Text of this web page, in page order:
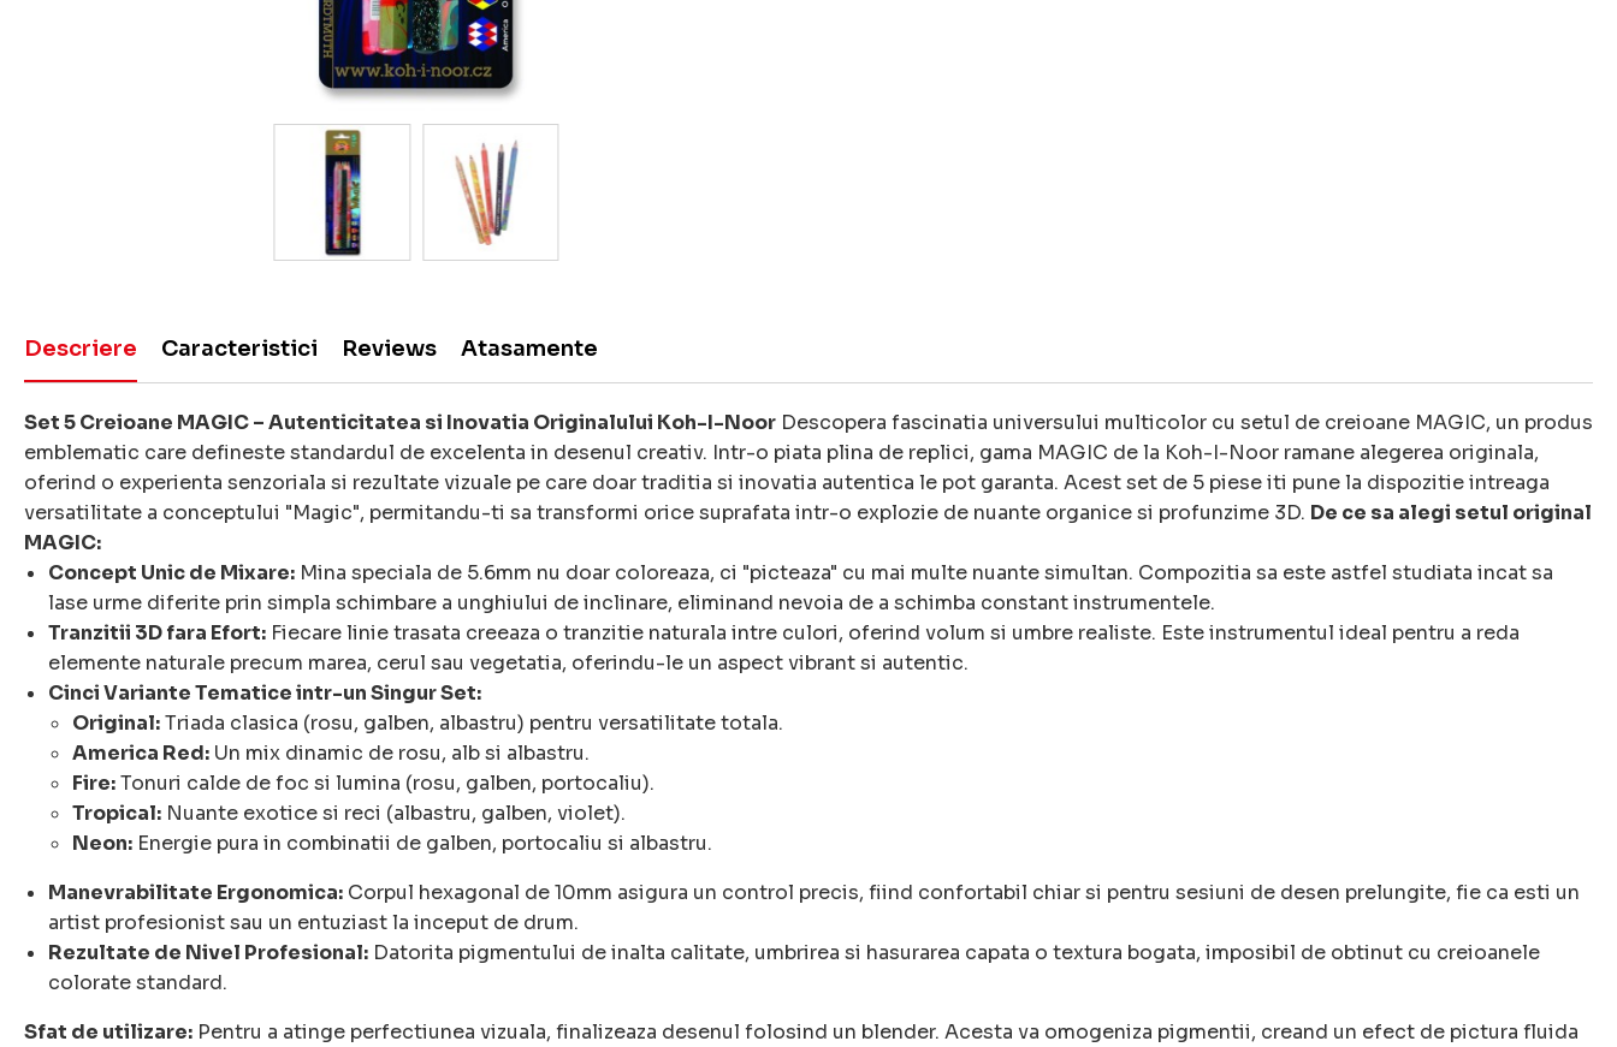
Descriere Caracteristici Reviews Atasamente
Set 5 Creioane MAGIC – Autenticitatea si Inovatia Originalului Koh-I-Noor Descopera fascinatia universului multicolor cu setul de creioane MAGIC, un produs
emblematic care defineste standardul de excelenta in desenul creativ. Intr-o piata plina de replici, gama MAGIC de la Koh-I-Noor ramane alegerea originala,
oferind o experienta senzoriala si rezultate vizuale pe care doar traditia si inovatia autentica le pot garanta. Acest set de 5 piese iti pune la dispozitie intreaga
versatilitate a conceptului "Magic", permitandu-ti sa transformi orice suprafata intr-o explozie de nuante organice si profunzime 3D. De ce sa alegi setul original
MAGIC:
Concept Unic de Mixare: Mina speciala de 5.6mm nu doar coloreaza, ci "picteaza" cu mai multe nuante simultan. Compozitia sa este astfel studiata incat sa
lase urme diferite prin simpla schimbare a unghiului de inclinare, eliminand nevoia de a schimba constant instrumentele.
Tranzitii 3D fara Efort: Fiecare linie trasata creeaza o tranzitie naturala intre culori, oferind volum si umbre realiste. Este instrumentul ideal pentru a reda
elemente naturale precum marea, cerul sau vegetatia, oferindu-le un aspect vibrant si autentic.
Cinci Variante Tematice intr-un Singur Set:
Original:Triada clasica (rosu, galben, albastru) pentru versatilitate totala.
America Red: Un mix dinamic de rosu, alb si albastru.
Fire:Tonuri calde de foc si lumina (rosu, galben, portocaliu).
Tropical: Nuante exotice si reci (albastru, galben, violet).
Neon: Energie pura in combinatii de galben, portocaliu si albastru.
Manevrabilitate Ergonomica: Corpul hexagonal de 10mm asigura un control precis, fiind confortabil chiar si pentru sesiuni de desen prelungite, fie ca esti un
artist profesionist sau un entuziast la inceput de drum.
Rezultate de Nivel Profesional: Datorita pigmentului de inalta calitate, umbrirea si hasurarea capata o textura bogata, imposibil de obtinut cu creioanele
colorate standard.
Sfat de utilizare: Pentru a atinge perfectiunea vizuala, finalizeaza desenul folosind un blender. Acesta va omogeniza pigmentii, creand un efect de pictura fluida